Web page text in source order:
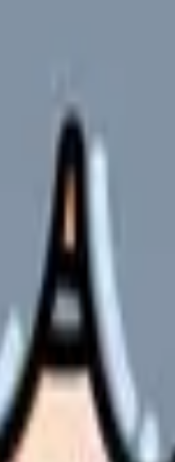
んか。